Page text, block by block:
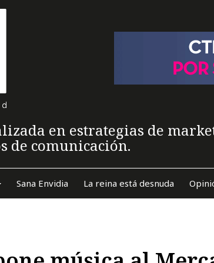
en estrategias de
de comunicación.
Sana Envidia La reina está desnuda